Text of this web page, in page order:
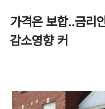
가격은 보합‥금리
감소영향 커